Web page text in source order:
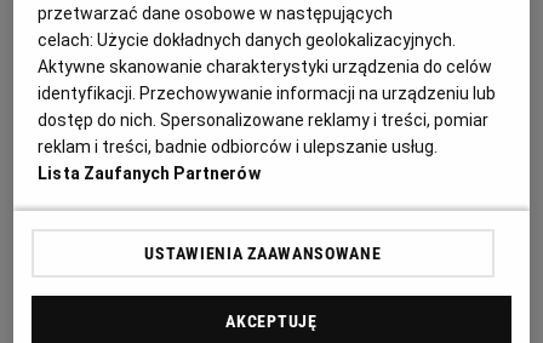
OPOLE
PŁOCK
POZNAŃ
RADOM
RYBNIK
ZDROWIE
POGODA
PODRÓŻE
WIDEO
FORUM
Zyskał nawet przydomek "chłopskiej apteczki". I nic w
tym dziwnego, ponieważ kwiaty czarnego bzu
zawierają to, co jest potrzebne, by skutecznie walczyć z
wirusami i toksynami. Dlatego nie zwlekaj, zrób
wycieczkę za miasto, narwij kwiatów czarnego bzu i
przygotuj z nich np. pyszny syrop. Ważne, by kwiaty
(całe baldachy) zebrać w słoneczny dzień, gdy są
rozkwitnięte. Jeżeli chcesz je wysuszyć, by później
zrobić z nich herbatkę, nie zbieraj przegniłych, czy
zbrązowiałych. Susz w miejscu przewiewnym i
przetwarzać dane osobowe w następujących
celach:Użycie dokładnych danych geolokalizacyjnych.
Aktywne skanowanie charakterystyki urządzenia do celów
identyfikacji. Przechowywanie informacji na urządzeniu lub
dostęp do nich. Spersonalizowane reklamy i treści, pomiar
reklam i treści, badnie odbiorców i ulepszanie usług.
Lista Zaufanych Partnerów
USTAWIENIA ZAAWANSOWANE
AKCEPTUJĘ